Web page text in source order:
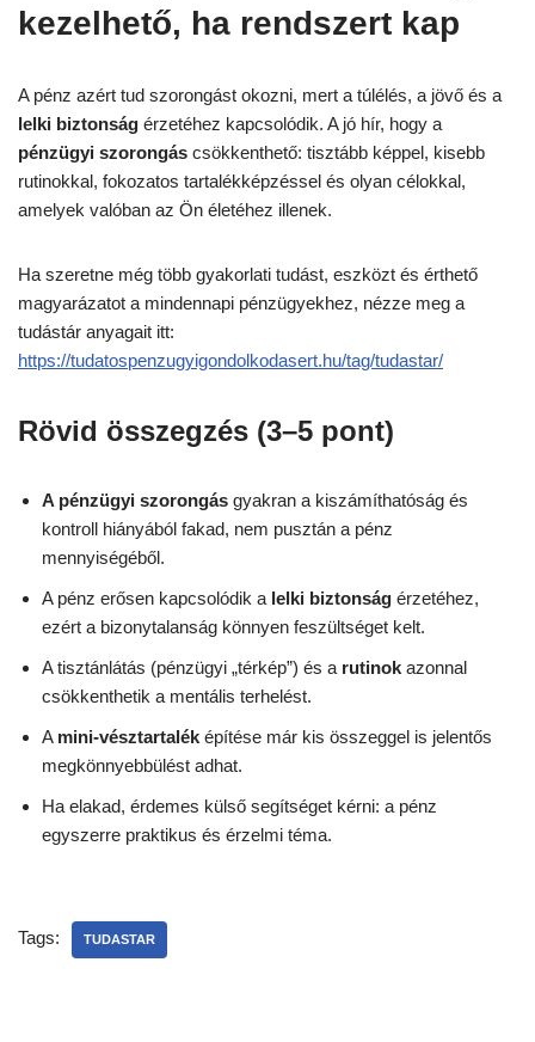
kezelhető, ha rendszert kap
A pénz azért tud szorongást okozni, mert a túlélés, a jövő és a
lelki biztonság érzetéhez kapcsolódik. A jó hír, hogy a
pénzügyi szorongás csökkenthető: tisztább képpel, kisebb
rutinokkal, fokozatos tartalékképzéssel és olyan célokkal,
amelyek valóban az Ön életéhez illenek.
Ha szeretne még több gyakorlati tudást, eszközt és érthető
magyarázatot a mindennapi pénzügyekhez, nézze meg a
tudástár anyagait itt:
https://tudatospenzugyigondolkodasert.hu/tag/tudastar/
Rövid összegzés (3–5 pont)
A pénzügyi szorongás gyakran a kiszámíthatóság és
kontroll hiányából fakad, nem pusztán a pénz
mennyiségéből.
A pénz erősen kapcsolódik a lelki biztonság érzetéhez,
ezért a bizonytalanság könnyen feszültséget kelt.
A tisztánlátás (pénzügyi „térkép”) és a rutinok azonnal
csökkenthetik a mentális terhelést.
A mini-vésztartalék építése már kis összeggel is jelentős
megkönnyebbülést adhat.
Ha elakad, érdemes külső segítséget kérni: a pénz
egyszerre praktikus és érzelmi téma.
Tags: TUDASTAR